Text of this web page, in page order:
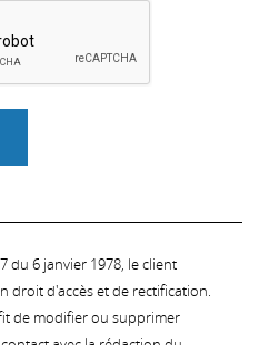
du 6 janvier 1978, le client
droit d'accès et de rectification.
de modifier ou supprimer